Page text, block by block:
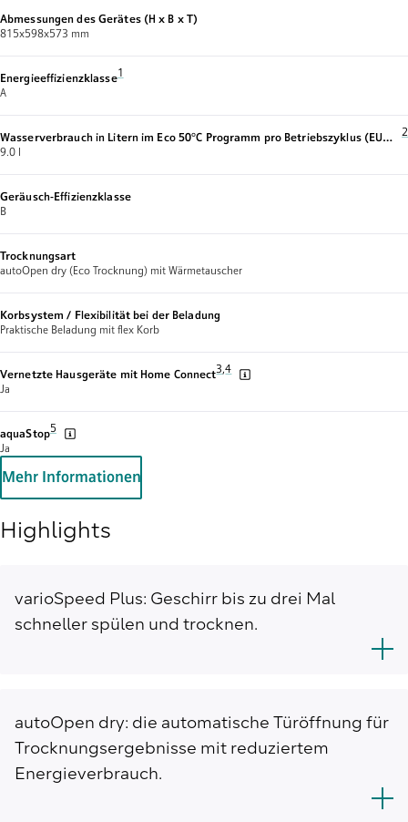
Abmessungen des Gerätes (H x B x T)
815x598x573 mm
EnergieeffizienzklasseFußnote 1: Auf einer Energieeffizienzklassen-Skala von A bis
1
A
Wasserverbrauch in Litern im Eco 50°C Programm pro Betriebszyklus (EU
2017/1369)
2
9.0 l
Geräusch-Effizienzklasse
B
Trocknungsart
autoOpen dry (Eco Trocknung) mit Wärmetauscher
Korbsystem / Flexibilität bei der Beladung
Praktische Beladung mit flex Korb
Vernetzte Hausgeräte mit Home ConnectFußnote 3: Wir stellen von Zeit zu Zeit
3,,Fußnote 4: Einige der gezeigten
4
Ja
aquaStopFußnote 5: Garantiebedingungen findest du unter https://www.siemens-
5
Ja
Mehr Informationen
Highlights
varioSpeed Plus: Geschirr bis zu drei Mal
schneller spülen und trocknen.
autoOpen dry: die automatische Türöffnung für
Trocknungsergebnisse mit reduziertem
Energieverbrauch.